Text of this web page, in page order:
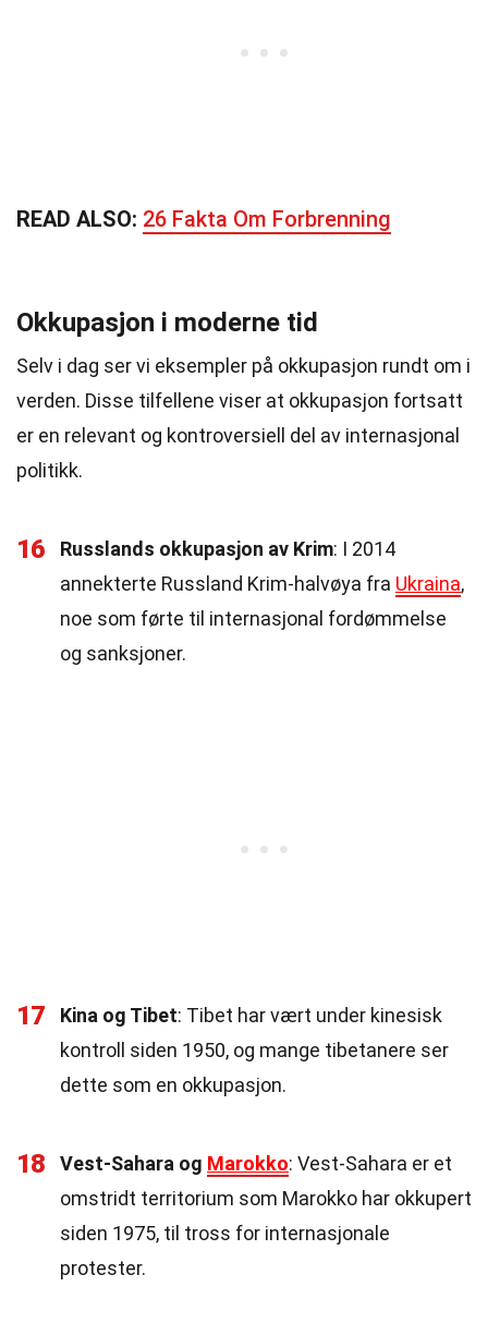
READ ALSO: 26 Fakta Om Forbrenning
Okkupasjon i moderne tid
Selv i dag ser vi eksempler på okkupasjon rundt om i
verden. Disse tilfellene viser at okkupasjon fortsatt
er en relevant og kontroversiell del av internasjonal
politikk.
16 Russlands okkupasjon av Krim: I 2014
annekterte Russland Krim-halvøya fra Ukraina,
noe som førte til internasjonal fordømmelse
og sanksjoner.
17 Kina og Tibet: Tibet har vært under kinesisk
kontroll siden 1950, og mange tibetanere ser
dette som en okkupasjon.
18 Vest-Sahara og Marokko: Vest-Sahara er et
omstridt territorium som Marokko har okkupert
siden 1975, til tross for internasjonale
protester.